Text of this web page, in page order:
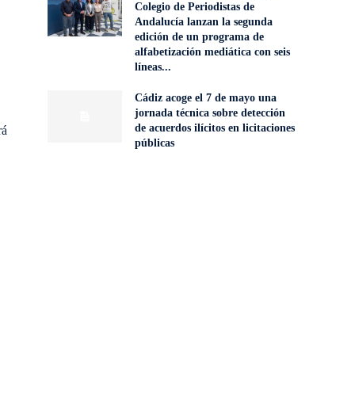
Colegio de Periodistas de
Andalucía lanzan la segunda
edición de un programa de
alfabetización mediática con seis
líneas...
Cádiz acoge el 7 de mayo una
jornada técnica sobre detección
de acuerdos ilícitos en licitaciones
públicas